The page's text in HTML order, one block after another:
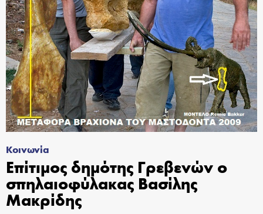
Κοινωνία
Επίτιμος δημότης Γρεβενών ο
σπηλαιοφύλακας Βασίλης
Μακρίδης